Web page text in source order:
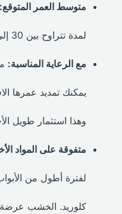
متوسط العمر المتوقع:
لمدة تتراوح بين 30 إلى 40 عامًا في المتوسط.
مع الرعاية المناسبة:من
وهذا استثمار طويل
متفوقة على المواد
لفترة أطول من
كلوريد. الخشب عرضة